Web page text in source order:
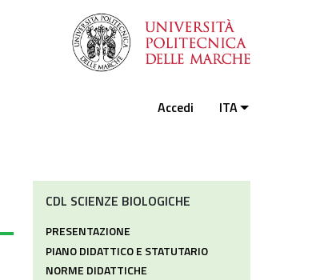
Accedi ITA
CDL SCIENZE BIOLOGICHE
PRESENTAZIONE
PIANO DIDATTICO E STATUTARIO
NORME DIDATTICHE